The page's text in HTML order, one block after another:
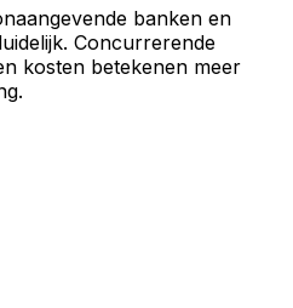
banken en
Concurrerende
kosten betekenen meer